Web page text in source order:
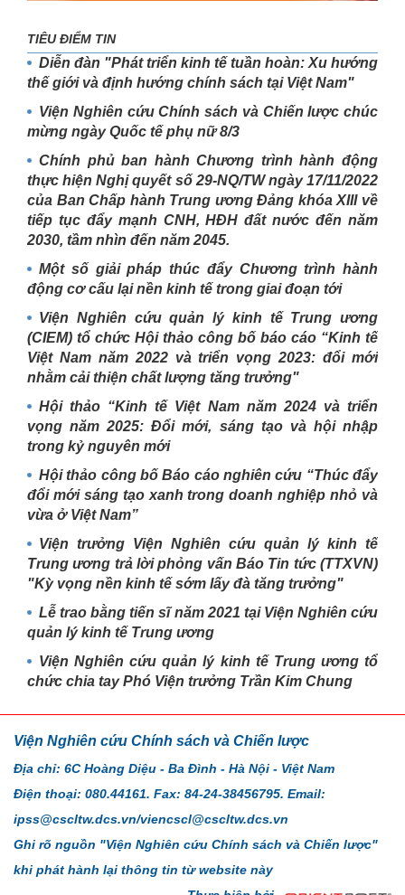
TIÊU ĐIỂM TIN
Diễn đàn "Phát triển kinh tế tuần hoàn: Xu hướng
thế giới và định hướng chính sách tại Việt Nam"
Viện Nghiên cứu Chính sách và Chiến lược chúc
mừng ngày Quốc tế phụ nữ 8/3
Chính phủ ban hành Chương trình hành động
thực hiện Nghị quyết số 29-NQ/TW ngày 17/11/2022
của Ban Chấp hành Trung ương Đảng khóa XIII về
tiếp tục đẩy mạnh CNH, HĐH đất nước đến năm
2030, tầm nhìn đến năm 2045.
Một số giải pháp thúc đẩy Chương trình hành
động cơ cấu lại nền kinh tế trong giai đoạn tới
Viện Nghiên cứu quản lý kinh tế Trung ương
(CIEM) tổ chức Hội thảo công bố báo cáo “Kinh tế
Việt Nam năm 2022 và triển vọng 2023: đổi mới
nhằm cải thiện chất lượng tăng trưởng"
Hội thảo “Kinh tế Việt Nam năm 2024 và triển
vọng năm 2025: Đổi mới, sáng tạo và hội nhập
trong kỷ nguyên mới
Hội thảo công bố Báo cáo nghiên cứu “Thúc đẩy
đổi mới sáng tạo xanh trong doanh nghiệp nhỏ và
vừa ở Việt Nam”
Viện trưởng Viện Nghiên cứu quản lý kinh tế
Trung ương trả lời phỏng vấn Báo Tin tức (TTXVN)
"Kỳ vọng nền kinh tế sớm lấy đà tăng trưởng"
Lễ trao bằng tiến sĩ năm 2021 tại Viện Nghiên cứu
quản lý kinh tế Trung ương
Viện Nghiên cứu quản lý kinh tế Trung ương tổ
chức chia tay Phó Viện trưởng Trần Kim Chung
Viện Nghiên cứu Chính sách và Chiến lược
Địa chỉ: 6C Hoàng Diệu - Ba Đình - Hà Nội - Việt Nam
Điện thoại: 080.44161. Fax: 84-24-38456795. Email:
ipss@cscltw.dcs.vn/viencscl@cscltw.dcs.vn
Ghi rõ nguồn "Viện Nghiên cứu Chính sách và Chiến lược"
khi phát hành lại thông tin từ website này